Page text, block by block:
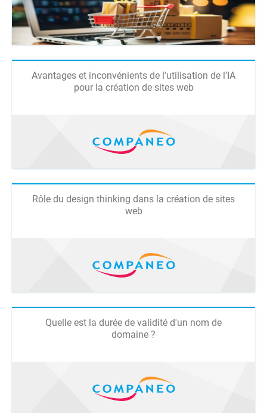
Avantages et inconvénients de l’utilisation de l’IA
pour la création de sites web
Rôle du design thinking dans la création de sites
web
Quelle est la durée de validité d'un nom de
domaine ?